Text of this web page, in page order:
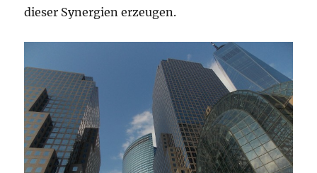
dieser Synergien erzeugen.